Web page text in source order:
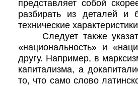
представляет собой
разбирать из деталей и
технические
Следует также
«национальность» и
другу. Например, в
капитализма, а
то, что само слово